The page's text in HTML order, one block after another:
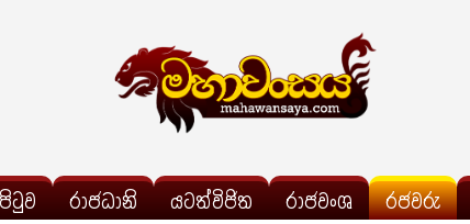
රාජධානි යටත්විජිත රාජවංශ රජවරු